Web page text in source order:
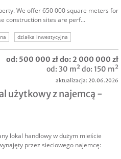
We offer 650 000 square meters for
construction sites are perf...
działka inwestycyjna
użytkowy z najemcą -
lokal handlowy w dużym mieście
przez sieciowego najemcę:
od: 500 000 zł do: 2 000 000 zł
od: 30 m² do: 150 m²
aktualizacja: 20.06.2026